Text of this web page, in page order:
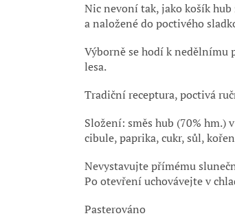
Nic nevoní tak, jako košík
a naložené do poctivého
Výborně se hodí k nedělnímu
lesa.
Tradiční receptura, poctivá
Složení: směs hub (70% hm.)
cibule, paprika, cukr, sůl,
Nevystavujte přímému
Po otevření uchovávejte v
Pasterováno